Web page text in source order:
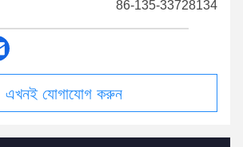
86-135-33728134
এখনই যোগাযোগ করুন